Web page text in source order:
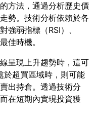
方法，通過分析歷史價
勢。技術分析依賴於各
強弱指標（RSI）、
呈現上升趨勢時，這可
於超買區域時，則可能
出持倉。透過技術分
在短期內實現投資獲